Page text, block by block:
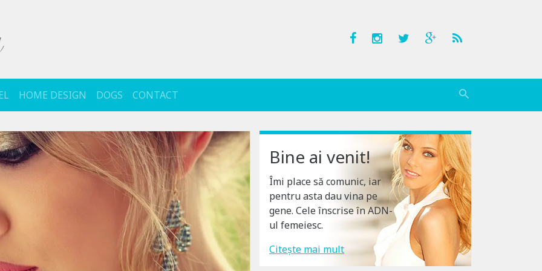
HOME DESIGN DOGS CONTACT
Bine ai venit!
Îmi place să comunic, iar
pentru asta dau vina pe
gene. Cele înscrise în ADN-
ul femeiesc.
Citește mai mult